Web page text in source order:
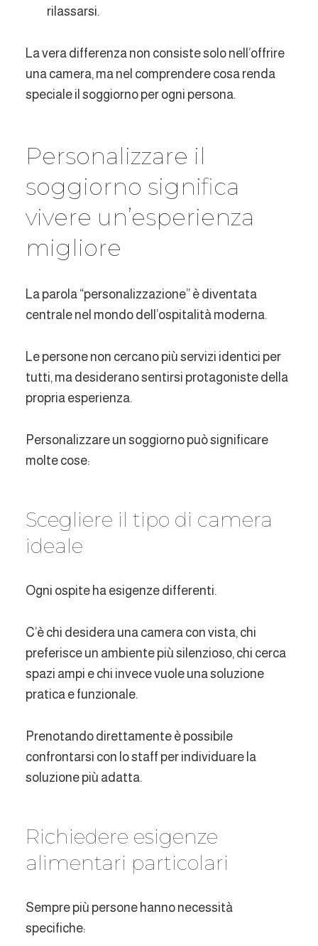
rilassarsi.
La vera differenza non consiste solo nell’offrire
una camera, ma nel comprendere cosa renda
speciale il soggiorno per ogni persona.
Personalizzare il
soggiorno significa
vivere un’esperienza
migliore
La parola “personalizzazione” è diventata
centrale nel mondo dell’ospitalità moderna.
Le persone non cercano più servizi identici per
tutti, ma desiderano sentirsi protagoniste della
propria esperienza.
Personalizzare un soggiorno può significare
molte cose:
Scegliere il tipo di camera
ideale
Ogni ospite ha esigenze differenti.
C’è chi desidera una camera con vista, chi
preferisce un ambiente più silenzioso, chi cerca
spazi ampi e chi invece vuole una soluzione
pratica e funzionale.
Prenotando direttamente è possibile
confrontarsi con lo staff per individuare la
soluzione più adatta.
Richiedere esigenze
alimentari particolari
Sempre più persone hanno necessità
specifiche: